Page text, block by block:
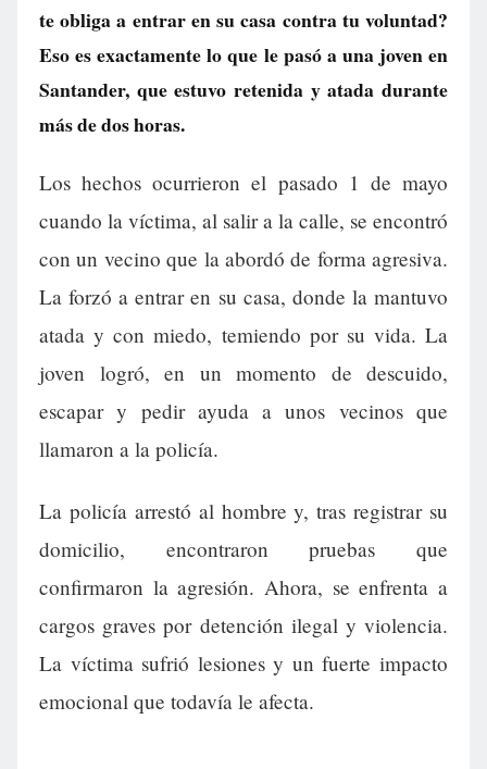
te obliga a entrar en su casa contra tu voluntad?
Eso es exactamente lo que le pasó a una joven en
Santander, que estuvo retenida y atada durante
más de dos horas.
Los hechos ocurrieron el pasado 1 de mayo
cuando la víctima, al salir a la calle, se encontró
con un vecino que la abordó de forma agresiva.
La forzó a entrar en su casa, donde la mantuvo
atada y con miedo, temiendo por su vida. La
joven logró, en un momento de descuido,
escapar y pedir ayuda a unos vecinos que
llamaron a la policía.
La policía arrestó al hombre y, tras registrar su
domicilio, encontraron pruebas que
confirmaron la agresión. Ahora, se enfrenta a
cargos graves por detención ilegal y violencia.
La víctima sufrió lesiones y un fuerte impacto
emocional que todavía le afecta.